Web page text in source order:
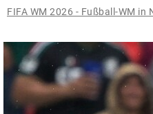
© Krone Multimedia GmbH &
Muthgasse 2, 1190 Wien
FIFA WM 2026 - Fußball-WM in